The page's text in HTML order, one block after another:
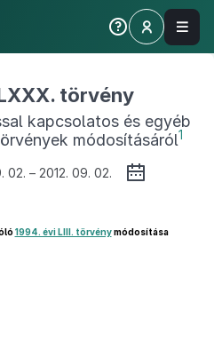
törvény
kapcsolatos és egyéb
módosításáról1
02. – 2012. 09. 02.
1994. évi LIII. törvénymódosítása